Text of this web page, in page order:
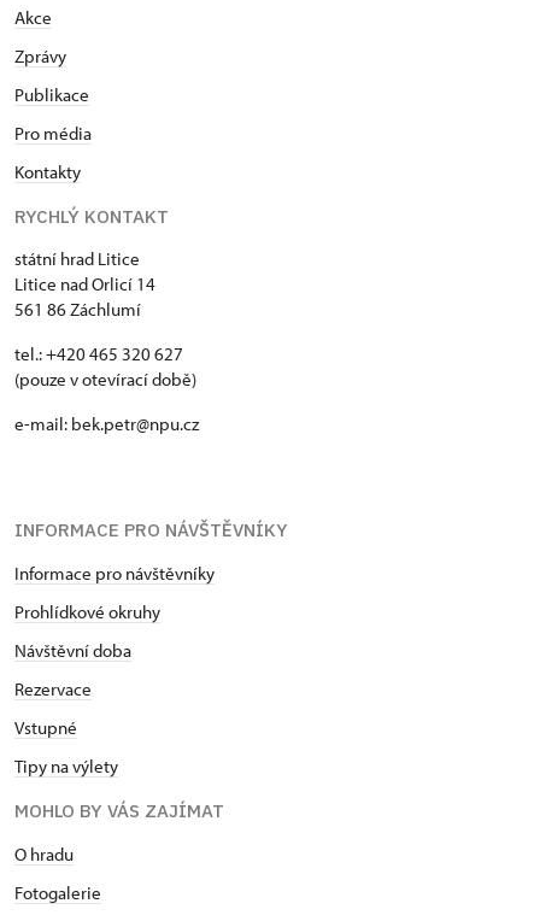
Akce
Zprávy
Publikace
Pro média
Kontakty
RYCHLÝ KONTAKT
státní hrad Litice
Litice nad Orlicí 14
561 86 Záchlumí
tel.: +420 465 320 627
(pouze v otevírací době)
e-mail: bek.petr@npu.cz
INFORMACE PRO NÁVŠTĚVNÍKY
Informace pro návštěvníky
Prohlídkové okruhy
Návštěvní doba
Rezervace
Vstupné
Tipy na výlety
MOHLO BY VÁS ZAJÍMAT
O hradu
Fotogalerie